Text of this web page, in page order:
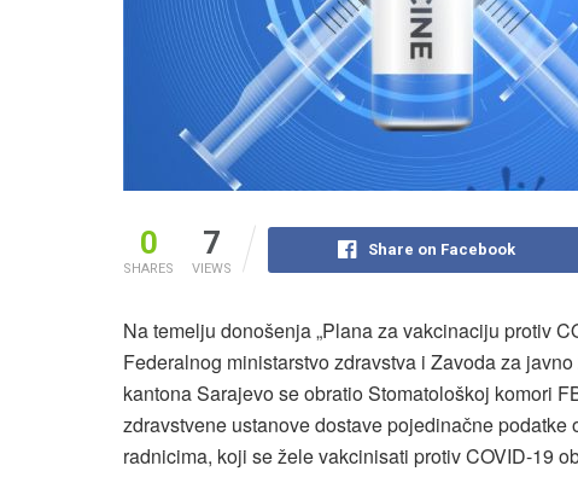
0
SHARES
7
VIEWS
Share on Facebook
Na temelju donošenja „Plana za vakcinaciju protiv
Federalnog ministarstvo zdravstva i Zavoda za
kantona Sarajevo se obratio Stomatološkoj komori
zdravstvene ustanove dostave pojedinačne
radnicima, koji se žele vakcinisati protiv COVID-19